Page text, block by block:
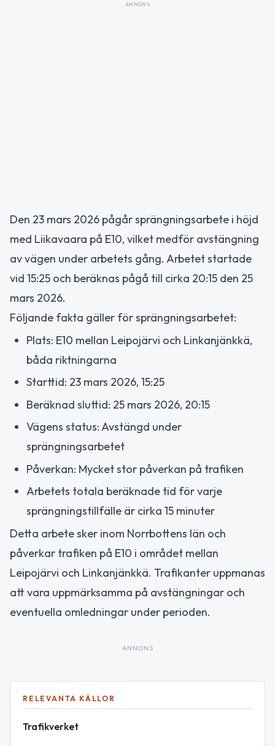
ANNONS
Den 23 mars 2026 pågår sprängningsarbete i höjd
med Liikavaara på E10, vilket medför avstängning
av vägen under arbetets gång. Arbetet startade
vid 15:25 och beräknas pågå till cirka 20:15 den 25
mars 2026.
Följande fakta gäller för sprängningsarbetet:
Plats: E10 mellan Leipojärvi och Linkanjänkkä,
båda riktningarna
Starttid: 23 mars 2026, 15:25
Beräknad sluttid: 25 mars 2026, 20:15
Vägens status: Avstängd under
sprängningsarbetet
Påverkan: Mycket stor påverkan på trafiken
Arbetets totala beräknade tid för varje
sprängningstillfälle är cirka 15 minuter
Detta arbete sker inom Norrbottens län och
påverkar trafiken på E10 i området mellan
Leipojärvi och Linkanjänkkä. Trafikanter uppmanas
att vara uppmärksamma på avstängningar och
eventuella omledningar under perioden.
ANNONS
RELEVANTA KÄLLOR
Trafikverket